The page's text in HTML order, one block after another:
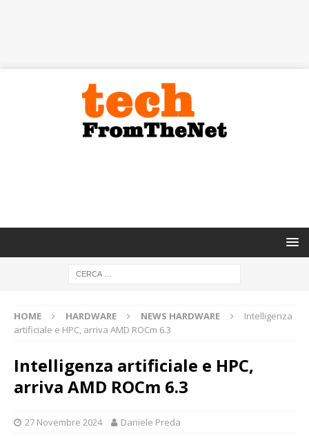
HOME HARDWARE NEWS HARDWARE
Intelligenza
artificiale e HPC, arriva AMD ROCm 6.3
Intelligenza artificiale e HPC,
arriva AMD ROCm 6.3
27 Novembre 2024 Daniele Preda